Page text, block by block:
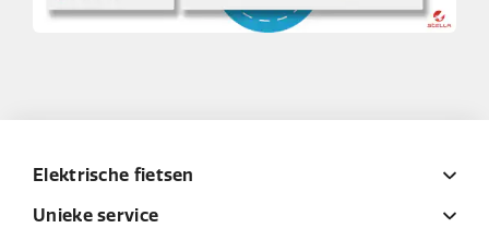
Elektrische fietsen
Unieke service